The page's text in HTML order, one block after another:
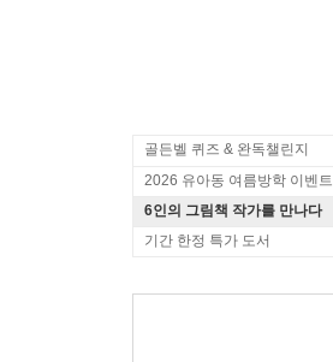
골든벨 퀴즈 & 완독챌린지
2026 유아동 여름방학 이벤트
6인의 그림책 작가를 만나다
기간 한정 특가 도서